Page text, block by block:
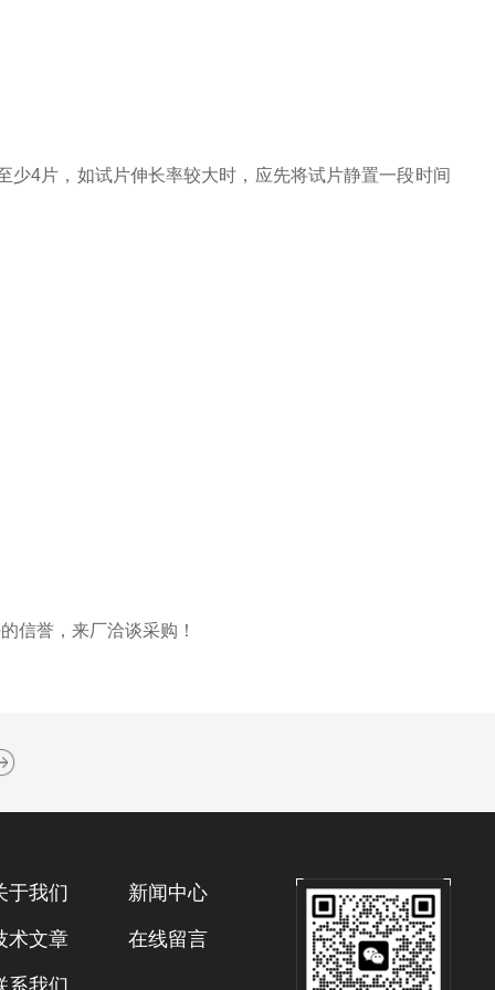
4片，如试片伸长率较大时，应先将试片静置一段时间
信誉，来厂洽谈采购！
于我们 新闻中心
术文章 在线留言
系我们